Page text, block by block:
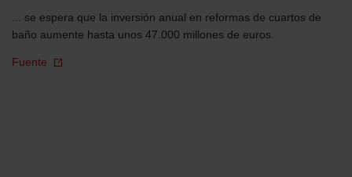
... se espera que la inversión anual en reformas de cuartos de
baño aumente hasta unos 47.000 millones de euros.
Fuente